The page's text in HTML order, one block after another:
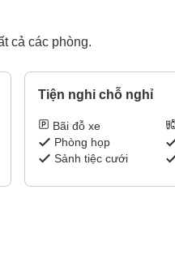
cả các phòng.
Tiện nghi chỗ nghỉ
Bãi đỗ xe
Phòng họp
Sảnh tiệc cưới